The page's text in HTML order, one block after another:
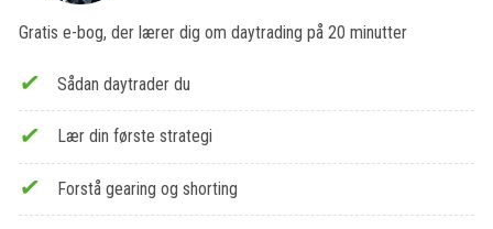
Gratis e-bog, der lærer dig om daytrading på 20 minutter
Sådan daytrader du
Lær din første strategi
Forstå gearing og shorting